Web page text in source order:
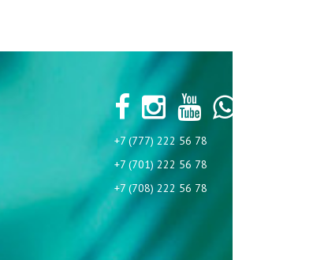
+7 (777) 222 56 78
+7 (701) 222 56 78
+7 (708) 222 56 78